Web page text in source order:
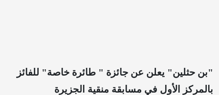
"بن حثلين" يعلن عن جائزة " طائرة خاصة" للفائز
بالمركز الأول في مسابقة ⁧‫منقية الجزيرة‬⁩